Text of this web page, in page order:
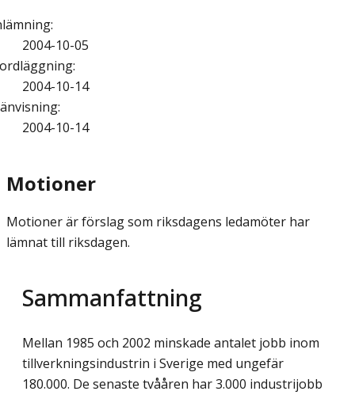
:
2004-10-05
:
2004-10-14
:
2004-10-14
Motioner
Motioner är förslag som riksdagens ledamöter har
lämnat till riksdagen.
Sammanfattning
Mellan 1985 och 2002 minskade antalet jobb inom
tillverkningsindustrin i Sverige med ungefär
180.000. De senaste tvååren har 3.000 industrijobb